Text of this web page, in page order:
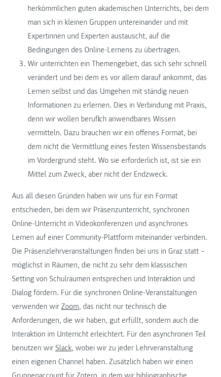
herkömmlichen guten akademischen Unterrichts, bei dem
man sich in kleinen Gruppen untereinander und mit
Expertinnen und Experten austauscht, auf die
Bedingungen des Online-Lernens zu übertragen.
Wir unterrichten ein Themengebiet, das sich sehr schnell
verändert und bei dem es vor allem darauf ankommt, das
Lernen selbst und das Umgehen mit ständig neuen
Informationen zu erlernen. Dies in Verbindung mit Praxis,
denn wir wollen beruflich anwendbares Wissen
vermitteln. Dazu brauchen wir ein offenes Format, bei
dem nicht die Vermittlung eines festen Wissensbestands
im Vordergrund steht. Wo sie erforderlich ist, ist sie ein
Mittel zum Zweck, aber nicht der Endzweck.
Aus all diesen Gründen haben wir uns für ein Format
entschieden, bei dem wir Präsenzunterricht, synchronen
Online-Unterricht in Videokonferenzen und asynchrones
Lernen auf einer Community-Plattform miteinander verbinden.
Die Präsenzlehrveranstaltungen finden bei uns in Graz statt –
möglichst in Räumen, die nicht zu sehr dem klassischen
Setting von Schulräumen entsprechen und Interaktion und
Dialog fördern. Für die synchronen Online-Veranstaltungen
verwenden wir Zoom, das nicht nur technisch die
Anforderungen, die wir haben, gut erfüllt, sondern auch die
Interaktion im Unterricht erleichtert. Für den asynchronen Teil
benutzen wir Slack, wobei wir zu jeder Lehrveranstaltung
einen eigenen Channel haben. Zusätzlich haben wir einen